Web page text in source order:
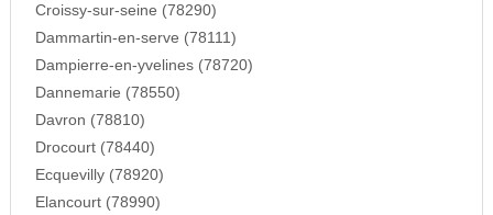
Croissy-sur-seine (78290)
Dammartin-en-serve (78111)
Dampierre-en-yvelines (78720)
Dannemarie (78550)
Davron (78810)
Drocourt (78440)
Ecquevilly (78920)
Elancourt (78990)